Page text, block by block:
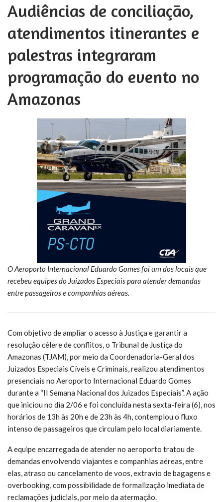
Audiências de conciliação,
atendimentos itinerantes e
palestras integraram
programação do evento no
Amazonas
O Aeroporto Internacional Eduardo Gomes foi um dos locais que
recebeu equipes do Juizados Especiais para atender demandas
entre passageiros e companhias aéreas.
Com objetivo de ampliar o acesso à Justiça e garantir a
resolução célere de conflitos, o Tribunal de Justiça do
Amazonas (TJAM), por meio da Coordenadoria-Geral dos
Juizados Especiais Cíveis e Criminais, realizou atendimentos
presenciais no Aeroporto Internacional Eduardo Gomes
durante a “II Semana Nacional dos Juizados Especiais”. A ação
que iniciou no dia 2/06 e foi concluída nesta sexta-feira (6), nos
horários de 13h às 20h e de 23h às 4h, contemplou o fluxo
intenso de passageiros que circulam pelo local diariamente.
A equipe encarregada de atender no aeroporto tratou de
demandas envolvendo viajantes e companhias aéreas, entre
elas, atraso ou cancelamento de voos, extravio de bagagens e
overbooking, com possibilidade de formalização imediata de
reclamações judiciais, por meio da atermação.